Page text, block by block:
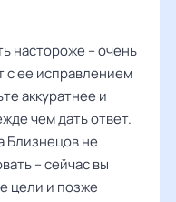
настороже – очень
с ее исправлением
аккуратнее и
чем дать ответ.
Близнецов не
– сейчас вы
цели и позже